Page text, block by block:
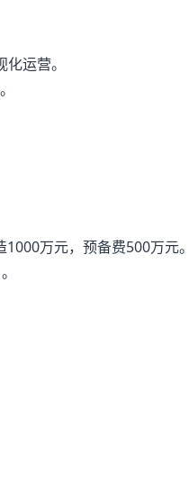
运营。
万元，预备费500万元。